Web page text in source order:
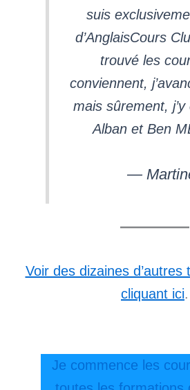
suis
d’AnglaisCours
trouvé les
conviennent,
mais sûrement,
Alban et Ben
—
Voir des dizaines d’autres
cliquant ici.
Je commence les